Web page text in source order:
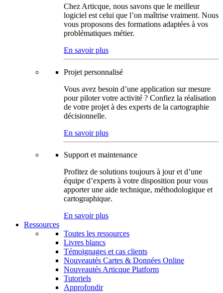
Chez Articque, nous savons que le meilleur
logiciel est celui que l’on maîtrise vraiment. Nous
vous proposons des formations adaptées à vos
problématiques métier.
En savoir plus
Projet personnalisé
Vous avez besoin d’une application sur mesure
pour piloter votre activité ? Confiez la réalisation
de votre projet à des experts de la cartographie
décisionnelle.
En savoir plus
Support et maintenance
Profitez de solutions toujours à jour et d’une
équipe d’experts à votre disposition pour vous
apporter une aide technique, méthodologique et
cartographique.
En savoir plus
Ressources
Toutes les ressources
Livres blancs
Témoignages et cas clients
Nouveautés Cartes & Données Online
Nouveautés Articque Platform
Tutoriels
Approfondir